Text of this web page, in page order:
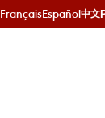
FrançaisEspañol中文